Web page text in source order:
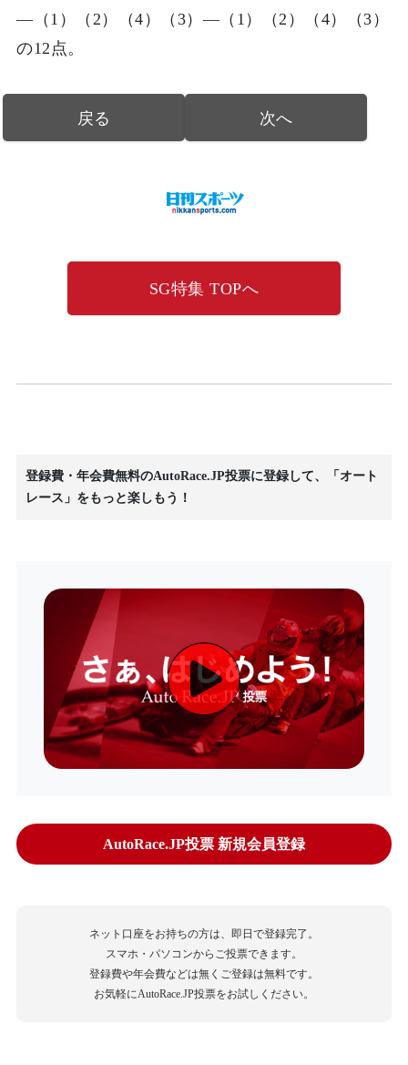
―（1）（2）（4）（3）―（1）（2）（4）（3）
の12点。
戻る 次へ
SG特集 TOPへ
登録費・年会費無料のAutoRace.JP投票に登録して、「オート
レース」をもっと楽しもう！
AutoRace.JP投票 新規会員登録
ネット口座をお持ちの方は、即日で登録完了。
スマホ・パソコンからご投票できます。
登録費や年会費などは無くご登録は無料です。
お気軽にAutoRace.JP投票をお試しください。